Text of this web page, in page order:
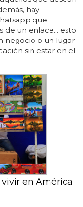
hay
que
de un enlace... esto
negocio o un lugar
sin estar en el
vivir en América